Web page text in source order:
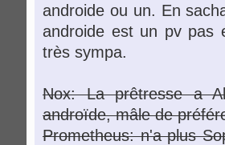
androide ou un. En
androide est un pv pas
très sympa.
Nox: La prêtresse a
androïde, mâle de
Prometheus: n'a plus